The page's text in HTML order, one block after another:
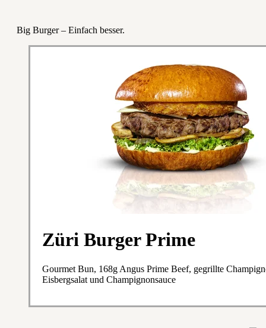
Big Burger – Einfach besser.
Züri Burger Prime
Gourmet Bun, 168g Angus Prime Beef, gegrillte
Eisbergsalat und Champignonsauce